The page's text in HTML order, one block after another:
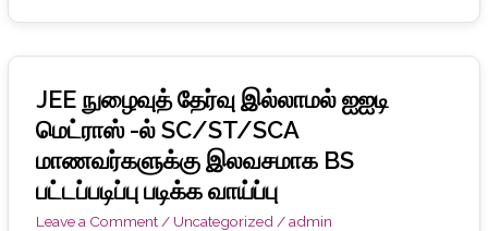
JEE நுழைவுத் தேர்வு இல்லாமல் ஐஐடி
மெட்ராஸ் -ல் SC/ST/SCA
மாணவர்களுக்கு இலவசமாக BS
பட்டப்படிப்பு படிக்க வாய்ப்பு
Leave a Comment / Uncategorized /admin
JEE
நுழைவுத்
தேர்வு
இல்லாமல்
ஐஐடி